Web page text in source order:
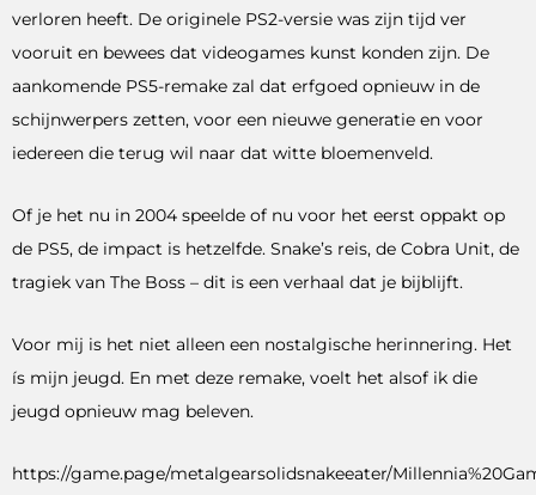
verloren heeft. De originele PS2-versie was zijn tijd ver
vooruit en bewees dat videogames kunst konden zijn. De
aankomende PS5-remake zal dat erfgoed opnieuw in de
schijnwerpers zetten, voor een nieuwe generatie en voor
iedereen die terug wil naar dat witte bloemenveld.
Of je het nu in 2004 speelde of nu voor het eerst oppakt op
de PS5, de impact is hetzelfde. Snake’s reis, de Cobra Unit, de
tragiek van The Boss – dit is een verhaal dat je bijblijft.
Voor mij is het niet alleen een nostalgische herinnering. Het
ís mijn jeugd. En met deze remake, voelt het alsof ik die
jeugd opnieuw mag beleven.
https://game.page/metalgearsolidsnakeeater/